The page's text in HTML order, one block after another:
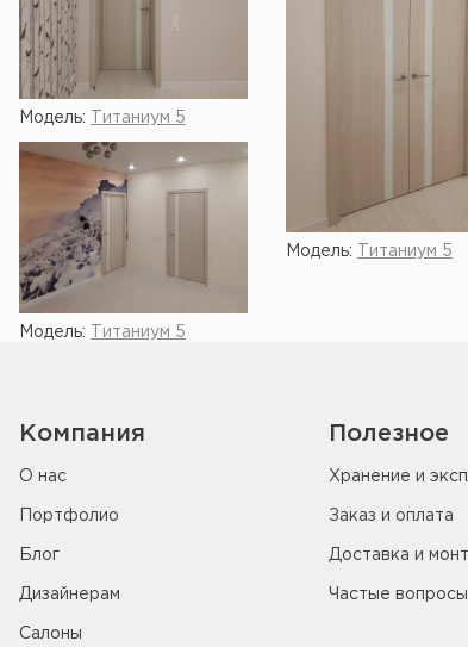
Модель: Титаниум 5
Модель: Титаниум 5
Модель: Титаниум 5
Компания
О нас
Портфолио
Блог
Дизайнерам
Салоны
Полезное
Хранение и
Заказ и оплата
Доставка и
Частые вопросы